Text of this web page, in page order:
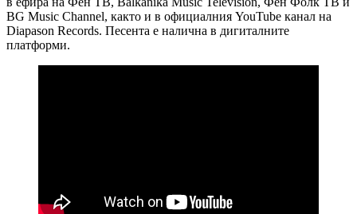
BG Music Channel, както и в официалния YouTube канал на
Diapason Records. Песента е налична в дигиталните
платформи.